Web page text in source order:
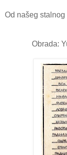
Od našeg
Obrada: